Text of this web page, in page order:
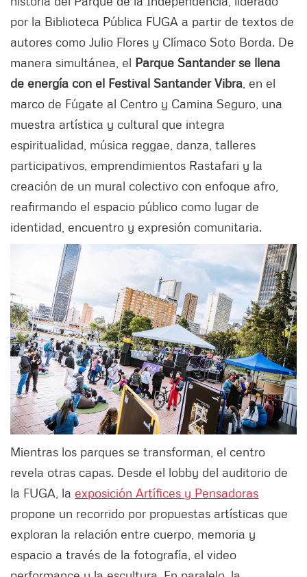
por la Biblioteca Pública FUGA a partir de textos de
autores como Julio Flores y Clímaco Soto Borda. De
manera simultánea, el Parque Santander se llena
de energía con el Festival Santander Vibra , en el
marco de Fúgate al Centro y Camina Seguro, una
muestra artística y cultural que integra
espiritualidad, música reggae, danza, talleres
participativos, emprendimientos Rastafari y la
creación de un mural colectivo con enfoque afro,
reafirmando el espacio público como lugar de
identidad, encuentro y expresión comunitaria.
Mientras los parques se transforman, el centro
revela otras capas. Desde el lobby del auditorio de
la FUGA, la exposición Artífices y Pensadoras
propone un recorrido por propuestas artísticas que
exploran la relación entre cuerpo, memoria y
espacio a través de la fotografía, el video